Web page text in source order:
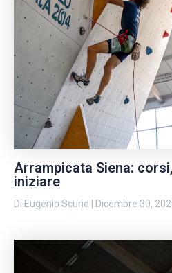
Arrampicata Siena:
iniziare
Di Eugenio Scurio Dicembre 30,